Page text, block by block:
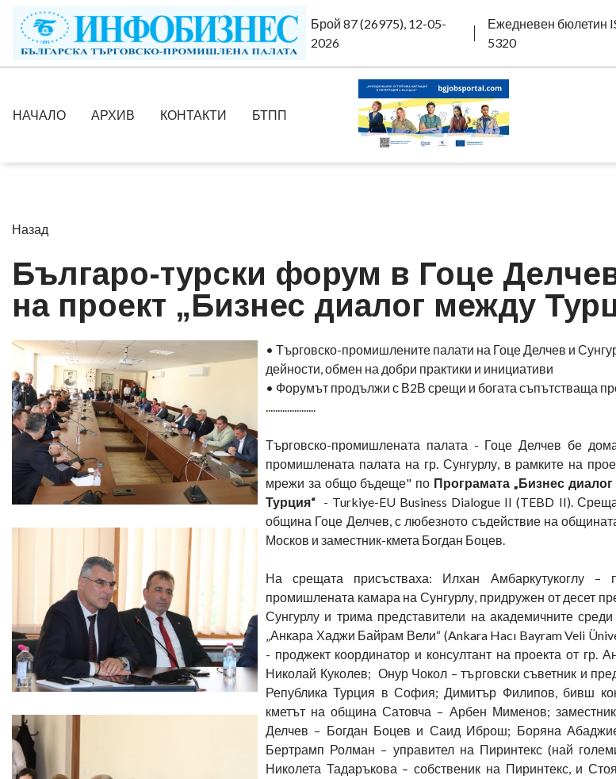
Брой 87 (26975), 12-05-
2026
Ежедневен бюлетин
5320
НАЧАЛО АРХИВ КОНТАКТИ БТПП
Назад
Българо-турски форум в Гоце
на проект „Бизнес диалог между
• Търговско-промишлените палати на Гоце Делчев и
дейности, обмен на добри практики и инициативи
• Форумът продължи с В2В срещи и богата съпътстваща
.....................
Търговско-промишлената палата - Гоце Делчев бе
промишлената палата на гр. Сунгурлу, в рамките на
мрежи за общо бъдеще" по Програмата „Бизнес
Турция“ - Turkiye-EU Business Dialogue II (TEBD II).
община Гоце Делчев, с любезното съдействие на
Москов и заместник-кмета Богдан Боцев.
На срещата присъстваха: Илхан Амбаркутукоглу –
промишлената камара на Сунгурлу, придружен от десет
Сунгурлу и трима представители на академичните
„Анкара Хаджи Байрам Вели“ (Ankara Hacı Bayram Veli
- проджект координатор и консултант на проекта от гр.
Николай Куколев; Онур Чокол – търговски съветник и
Република Турция в София; Димитър Филипов, бивш
кметът на община Сатовча – Арбен Мименов;
Делчев – Богдан Боцев и Саид Иброш; Боряна
Бертрамп Ролман – управител на Пиринтекс (най
Николета Тадаръкова – собственик на Пиринтекс, и